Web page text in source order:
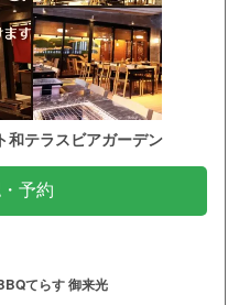
和テラスビアガーデン
予約
てらす 御来光